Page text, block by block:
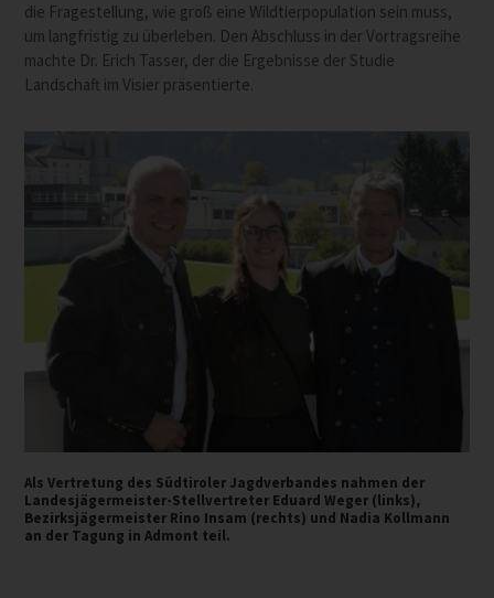
die Fragestellung, wie groß eine Wildtierpopulation sein muss,
um langfristig zu überleben. Den Abschluss in der Vortragsreihe
machte Dr. Erich Tasser, der die Ergebnisse der Studie
Landschaft im Visier präsentierte.
Als Vertretung des Südtiroler Jagdverbandes nahmen der
Landesjägermeister-Stellvertreter Eduard Weger (links),
Bezirksjägermeister Rino Insam (rechts) und Nadia Kollmann
an der Tagung in Admont teil.